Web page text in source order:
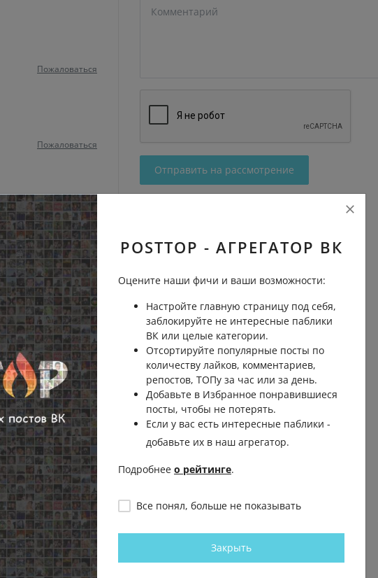
Пожаловаться
Пожаловаться
Отправить на рассмотрение
ВС РФ нанесли авиационные
удары ФАБ-3000 и ФАБ-500 по
пунктам управления
беспилотниками и дислокации
фишинговые страницы оплаты.
POSTTOP - АГРЕГАТОР ВК
Оцените наши фичи и ваши возможности:
Настройте главную страницу под себя,
заблокируйте не интересные паблики
ВК или целые категории.
Отсортируйте популярные посты по
количеству лайков, комментариев,
репостов, ТОПу за час или за день.
Добавьте в Избранное понравившиеся
посты, чтобы не потерять.
Если у вас есть интересные паблики -
добавьте их в наш агрегатор.
Подробнее о рейтинге.
Все понял, больше не показывать
Закрыть